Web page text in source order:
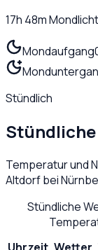
17h 48m
Mondaufgang
Stündlich
Temperatur und
Altdorf bei
Stündliche